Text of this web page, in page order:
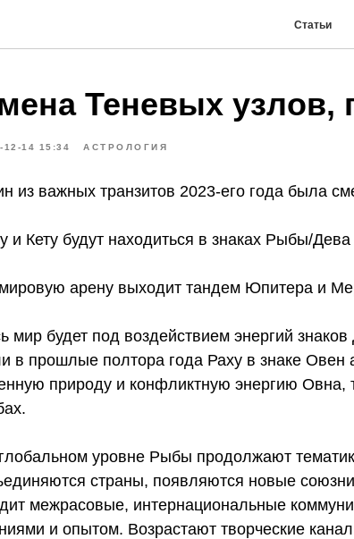
Статьи
Теневых узлов,
12-14 15:34 АСТРОЛОГИЯ
из важных транзитов 2023-его года была
и Кету будут находиться в знаках Рыбы/
арену выходит тандем Юпитера и
мир будет под воздействием энергий
в прошлые полтора года Раху в знаке Овен
природу и конфликтную энергию Овна,
уровне Рыбы продолжают
страны, появляются новые
межрасовые, интернациональные
и опытом. Возрастают творческие